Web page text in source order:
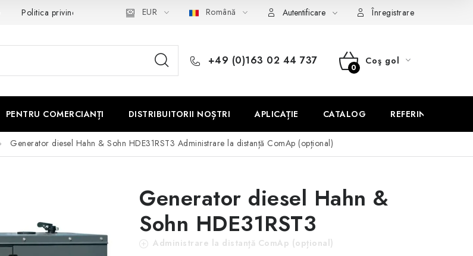
Politica privind Cookie-urile Retragerea din contract Livrare și plată FAQ Contact
EUR Română Autentificare Înregistrare
+49 (0)163 02 44 737
COŞ
CUMPĂRĂTURI
Coş gol
PENTRU COMERCIANȚI DISTRIBUITORII NOȘTRI APLICAȚIE CATALOG REFERINȚE
Generator diesel Hahn & Sohn HDE31RST3 Administrare la distanță ComAp (opțional)
Generator diesel Hahn &
Sohn HDE31RST3
Administrare la distanță ComAp (opțional)